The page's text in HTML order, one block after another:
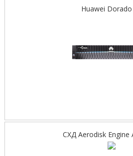
Huawei Dorado
СХД Aerodisk Engine